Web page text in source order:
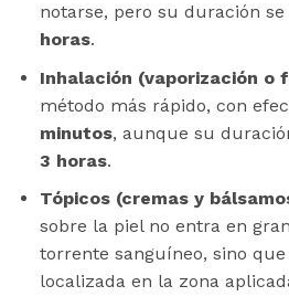
notarse, pero su duración
horas.
Inhalación (vaporización o
método más rápido, con
minutos, aunque su
3 horas.
Tópicos (cremas y
sobre la piel no entra en
torrente sanguíneo, sino
localizada en la zona